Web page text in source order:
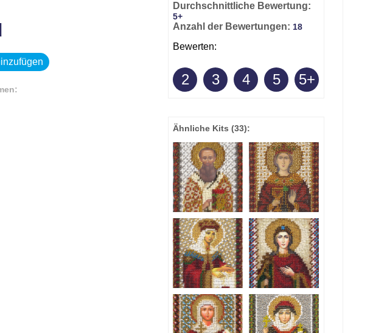
Durchschnittliche Bewertung:
5+
Anzahl der Bewertungen: 18
Bewerten:
2 3 4 5 5+
Ähnliche Kits (33):